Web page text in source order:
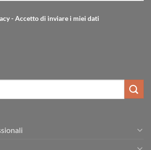
- Accetto di inviare i miei dati